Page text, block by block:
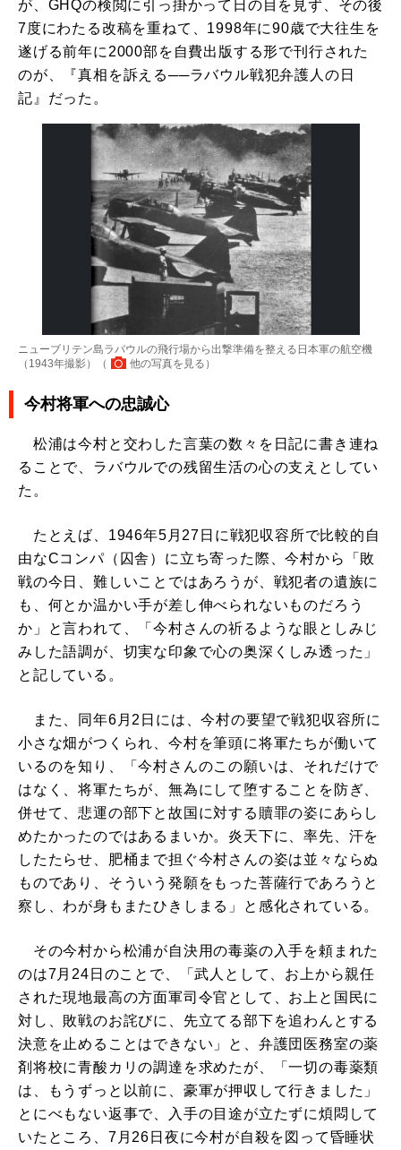
が、GHQの検閲に引っ掛かって日の目を見ず、その後
7度にわたる改稿を重ねて、1998年に90歳で大往生を
遂げる前年に2000部を自費出版する形で刊行された
のが、『真相を訴える──ラバウル戦犯弁護人の日
記』だった。
ニューブリテン島ラバウルの飛行場から出撃準備を整える日本軍の航空機
（1943年撮影）（
他の写真を見る ）
今村将軍への忠誠心
松浦は今村と交わした言葉の数々を日記に書き連ね
ることで、ラバウルでの残留生活の心の支えとしてい
た。
たとえば、1946年5月27日に戦犯収容所で比較的自
由なCコンパ（囚舎）に立ち寄った際、今村から「敗
戦の今日、難しいことではあろうが、戦犯者の遺族に
も、何とか温かい手が差し伸べられないものだろう
か」と言われて、「今村さんの祈るような眼としみじ
みした語調が、切実な印象で心の奥深くしみ透った」
と記している。
また、同年6月2日には、今村の要望で戦犯収容所に
小さな畑がつくられ、今村を筆頭に将軍たちが働いて
いるのを知り、「今村さんのこの願いは、それだけで
はなく、将軍たちが、無為にして堕することを防ぎ、
併せて、悲運の部下と故国に対する贖罪の姿にあらし
めたかったのではあるまいか。炎天下に、率先、汗を
したたらせ、肥桶まで担ぐ今村さんの姿は並々ならぬ
ものであり、そういう発願をもった菩薩行であろうと
察し、わが身もまたひきしまる」と感化されている。
その今村から松浦が自決用の毒薬の入手を頼まれた
のは7月24日のことで、「武人として、お上から親任
された現地最高の方面軍司令官として、お上と国民に
対し、敗戦のお詫びに、先立てる部下を追わんとする
決意を止めることはできない」と、弁護団医務室の薬
剤将校に青酸カリの調達を求めたが、「一切の毒薬類
は、もうずっと以前に、豪軍が押収して行きました」
とにべもない返事で、入手の目途が立たずに煩悶して
いたところ、7月26日夜に今村が自殺を図って昏睡状